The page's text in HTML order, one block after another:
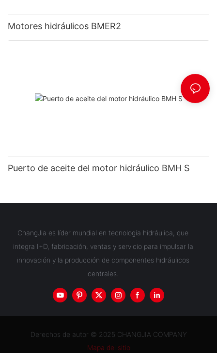
Motores hidráulicos BMER2
Puerto de aceite del motor hidráulico BMH S
ChangJia es líder mundial en tecnología hidráulica, que
integra I+D, fabricación, ventas y servicio para impulsar la
innovación y la producción de componentes hidráulicos
centrales.
Derechos de autor © 2025 CHANGJIA COMPANY
Mapa del sitio